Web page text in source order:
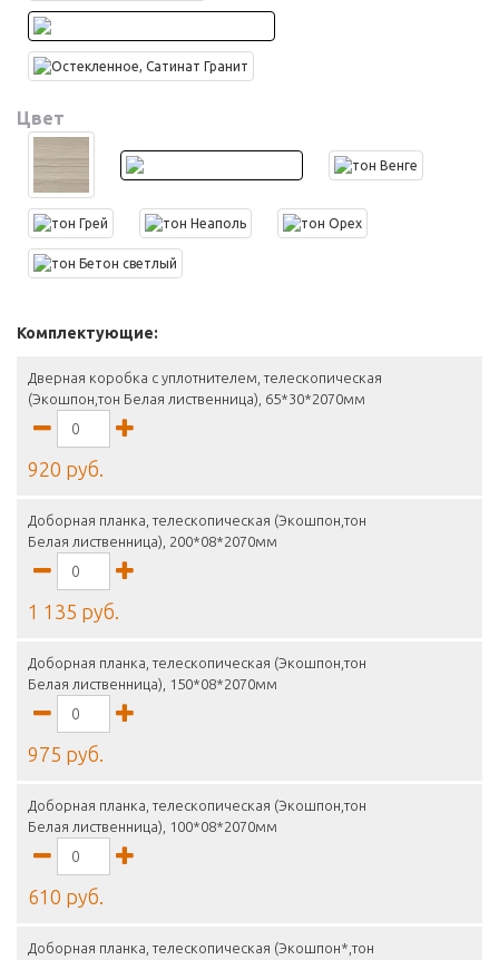
Цвет
Комплектующие:
Дверная коробка с уплотнителем, телескопическая
(Экошпон,тон Белая лиственница), 65*30*2070мм
920 руб.
Доборная планка, телескопическая (Экошпон,тон
Белая лиственница), 200*08*2070мм
1 135 руб.
Доборная планка, телескопическая (Экошпон,тон
Белая лиственница), 150*08*2070мм
975 руб.
Доборная планка, телескопическая (Экошпон,тон
Белая лиственница), 100*08*2070мм
610 руб.
Доборная планка, телескопическая (Экошпон*,тон